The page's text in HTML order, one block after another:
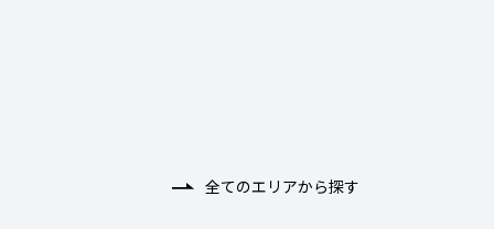
全てのエリアから探す